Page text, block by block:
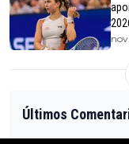
Últimos